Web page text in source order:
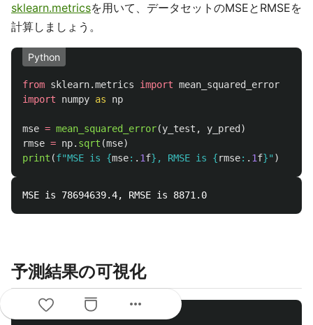
sklearn.metricsを用いて、データセットのMSEとRMSEを
計算しましょう。
Python
from sklearn.metrics import mean_squared_error
import
numpy as np
mse = mean_squared_error(y_test , y_pred )
rmse = np. sqrt (mse)
print (f"MSE is {mse: . 1f} , RMSE is {rmse: . 1f}" )
予測結果の可視化
Python more_horiz